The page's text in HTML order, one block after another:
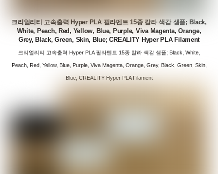
크리얼리티 고속출력 Hyper PLA 필라멘트 15종 칼라 색감 샘플; Black,
White, Peach, Red, Yellow, Blue, Purple, Viva Magenta, Orange,
Grey, Black, Green, Skin, Blue; CREALITY Hyper PLA Filament
크리얼리티 고속출력 Hyper PLA 필라멘트 15종 칼라 색감 샘플; Black, White,
Peach, Red, Yellow, Blue, Purple, Viva Magenta, Orange, Grey, Black, Green, Skin,
Blue; CREALITY Hyper PLA Filament